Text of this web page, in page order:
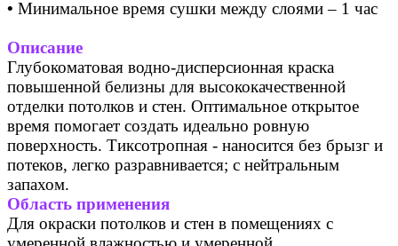
• Минимальное время сушки между слоями – 1 час
Описание
Глубокоматовая водно-дисперсионная краска
повышенной белизны для высококачественной
отделки потолков и стен. Оптимальное открытое
время помогает создать идеально ровную
поверхность. Тиксотропная - наносится без брызг и
потеков, легко разравнивается; с нейтральным
запахом.
Область применения
Для окраски потолков и стен в помещениях с